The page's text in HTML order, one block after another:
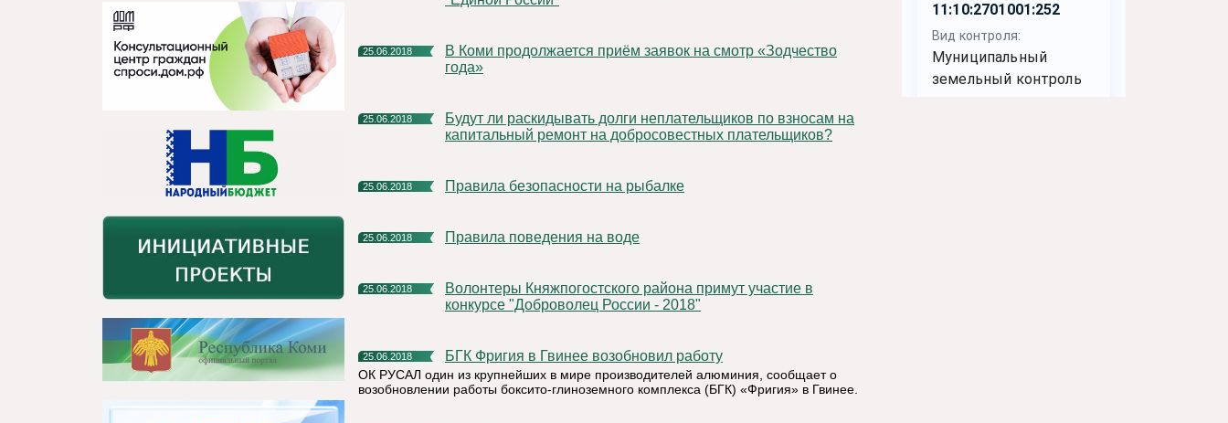
25.06.2018
В Коми продолжается приём заявок на смотр «Зодчество
года»
25.06.2018
Будут ли раскидывать долги неплательщиков по взносам на
капитальный ремонт на добросовестных плательщиков?
25.06.2018 Правила безопасности на рыбалке
25.06.2018 Правила поведения на воде
25.06.2018
Волонтеры Княжпогостского района примут участие в
конкурсе "Доброволец России - 2018"
25.06.2018 БГК Фригия в Гвинее возобновил работу
ОК РУСАЛ один из крупнейших в мире производителей алюминия, сообщает о
возобновлении работы боксито-глиноземного комплекса (БГК) «Фригия» в Гвинее.